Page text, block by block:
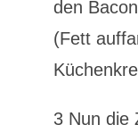
den
(Fett
3 Nun die